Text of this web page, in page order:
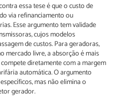
essa tese é que o custo de
via refinanciamento ou
Esse argumento tem validade
cujos modelos
de custos. Para geradoras,
mercado livre, a absorção é mais
diretamente com a margem
automática. O argumento
mas não elimina o
gerador.